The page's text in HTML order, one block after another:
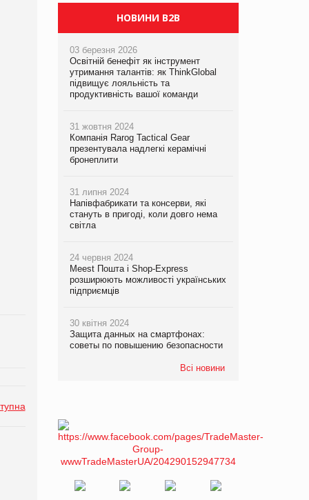
НОВИНИ B2B
03 березня 2026
Освітній бенефіт як інструмент
утримання талантів: як ThinkGlobal
підвищує лояльність та
продуктивність вашої команди
31 жовтня 2024
Компанія Rarog Tactical Gear
презентувала надлегкі керамічні
бронеплити
31 липня 2024
Напівфабрикати та консерви, які
стануть в пригоді, коли довго нема
світла
24 червня 2024
Meest Пошта і Shop-Express
розширюють можливості українських
підприємців
30 квітня 2024
Защита данных на смартфонах:
советы по повышению безопасности
Всі новини